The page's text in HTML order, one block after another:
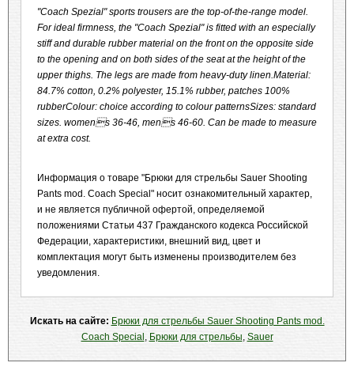
"Coach Spezial" sports trousers are the top-of-the-range model.
For ideal firmness, the "Coach Spezial" is fitted with an especially
stiff and durable rubber material on the front on the opposite side
to the opening and on both sides of the seat at the height of the
upper thighs. The legs are made from heavy-duty linen.Material:
84.7% cotton, 0.2% polyester, 15.1% rubber, patches 100%
rubberColour: choice according to colour patternsSizes: standard
sizes. womens 36-46, mens 46-60. Can be made to measure
at extra cost.
Информация о товаре "Брюки для стрельбы Sauer Shooting
Pants mod. Coach Special" носит ознакомительный характер,
и не является публичной офертой, определяемой
положениями Статьи 437 Гражданского кодекса Российской
Федерации, характеристики, внешний вид, цвет и
комплектация могут быть изменены производителем без
уведомления.
Искать на сайте: Брюки для стрельбы Sauer Shooting Pants mod.
Coach Special , Брюки для стрельбы, Sauer